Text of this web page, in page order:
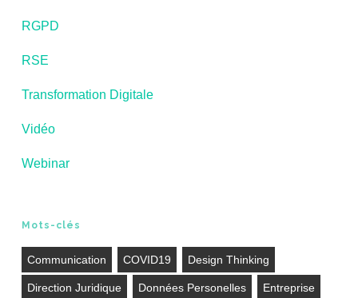
RGPD
RSE
Transformation Digitale
Vidéo
Webinar
Mots-clés
Communication COVID19 Design Thinking
Direction Juridique Données Personelles Entreprise